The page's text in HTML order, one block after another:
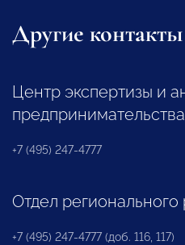
Другие контакты
Центр экспертизы и
предпринимательства
+7 (495) 247-4777
Отдел регионального
+7 (495) 247-4777 (доб. 116, 117)